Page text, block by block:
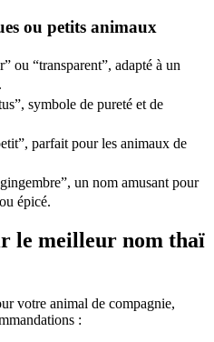
ou petits animaux
ou “transparent”, adapté à un
symbole de pureté et de
parfait pour les animaux de
un nom amusant pour
épicé.
le meilleur nom thaï
votre animal de compagnie,
: